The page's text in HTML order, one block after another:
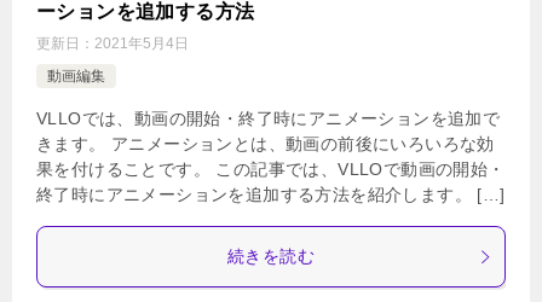
ーションを追加する方法
更新日： 2021年5月4日
動画編集
VLLOでは、動画の開始・終了時にアニメーションを追加で
きます。 アニメーションとは、動画の前後にいろいろな効
果を付けることです。 この記事では、VLLOで動画の開始・
終了時にアニメーションを追加する方法を紹介します。 […]
続きを読む